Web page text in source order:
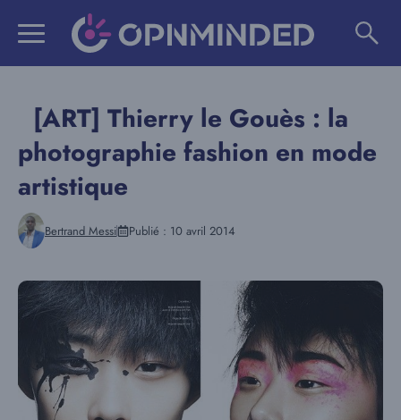
[ART] Thierry le Gouès : la
photographie fashion en mode
artistique
Bertrand Messi Publié : 10 avril 2014